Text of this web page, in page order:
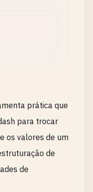
prática que
para trocar
os valores de um
de
de